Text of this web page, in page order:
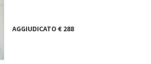
AGGIUDICATO € 288